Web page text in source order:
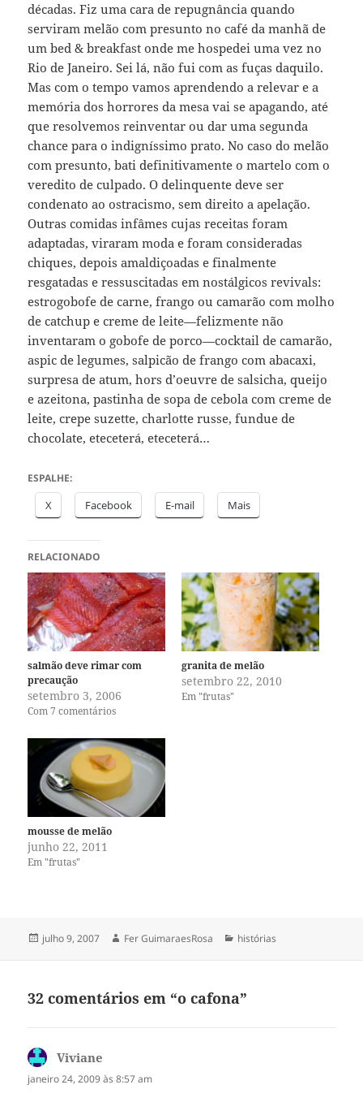
décadas. Fiz uma cara de repugnância quando
serviram melão com presunto no café da manhã de
um bed & breakfast onde me hospedei uma vez no
Rio de Janeiro. Sei lá, não fui com as fuças daquilo.
Mas com o tempo vamos aprendendo a relevar e a
memória dos horrores da mesa vai se apagando, até
que resolvemos reinventar ou dar uma segunda
chance para o indigníssimo prato. No caso do melão
com presunto, bati definitivamente o martelo com o
veredito de culpado. O delinquente deve ser
condenato ao ostracismo, sem direito a apelação.
Outras comidas infâmes cujas receitas foram
adaptadas, viraram moda e foram consideradas
chiques, depois amaldiçoadas e finalmente
resgatadas e ressuscitadas em nostálgicos revivals:
estrogobofe de carne, frango ou camarão com molho
de catchup e creme de leite—felizmente não
inventaram o gobofe de porco—cocktail de camarão,
aspic de legumes, salpicão de frango com abacaxi,
surpresa de atum, hors d’oeuvre de salsicha, queijo
e azeitona, pastinha de sopa de cebola com creme de
leite, crepe suzette, charlotte russe, fundue de
chocolate, eteceterá, eteceterá…
ESPALHE:
X Facebook E-mail Mais
RELACIONADO
salmão deve rimar com
precaução
setembro 3, 2006
Com 7 comentários
granita de melão
setembro 22, 2010
Em "frutas"
mousse de melão
junho 22, 2011
Em "frutas"
Publicado
julho 9, 2007 Autor
Fer GuimaraesRosa Categorias
histórias
32 comentários em “o cafona”
Viviane
janeiro 24, 2009 às 8:57 am